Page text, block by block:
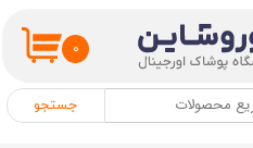
۰
جستجو